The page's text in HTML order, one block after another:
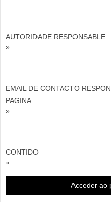
AUTORIDADE RESPONSABLE
»
EMAIL DE CONTACTO
PAGINA
»
CONTIDO
»
Acceder ao